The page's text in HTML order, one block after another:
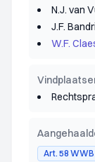
N.J. van
J.F.
W.F.
Art. 58 WWB